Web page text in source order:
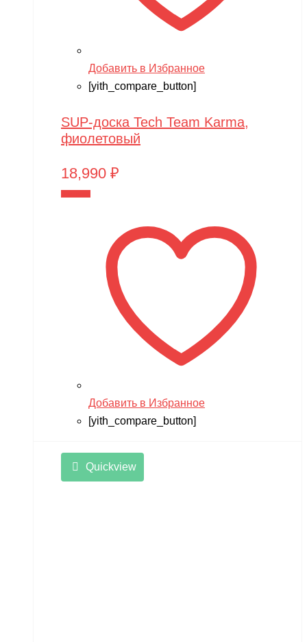
Добавить в Избранное
[yith_compare_button]
SUP-доска Tech Team Karma,
фиолетовый
18,990 ₽
Добавить в Избранное
[yith_compare_button]
Quickview